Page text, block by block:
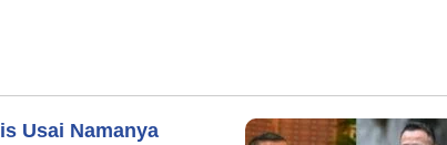
Usai Namanya